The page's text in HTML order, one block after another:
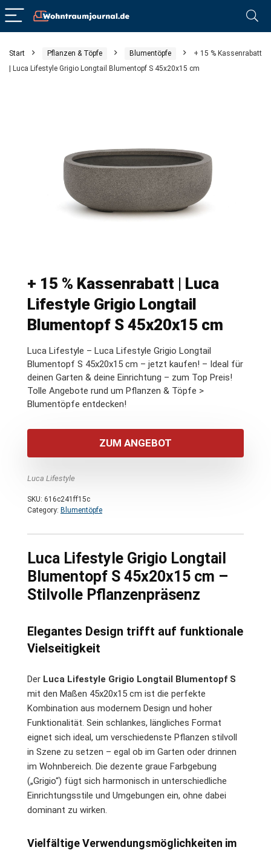
Start Pflanzen & Töpfe Blumentöpfe
+ 15 % Kassenrabatt
| Luca Lifestyle Grigio Longtail Blumentopf S 45x20x15 cm
+ 15 % Kassenrabatt | Luca
Lifestyle Grigio Longtail
Blumentopf S 45x20x15 cm
Luca Lifestyle – Luca Lifestyle Grigio Longtail
Blumentopf S 45x20x15 cm – jetzt kaufen! – Ideal für
deinen Garten & deine Einrichtung – zum Top Preis!
Tolle Angebote rund um Pflanzen & Töpfe >
Blumentöpfe entdecken!
ZUM ANGEBOT
Luca Lifestyle
SKU: 616c241ff15c
Category: Blumentöpfe
Luca Lifestyle Grigio Longtail
Blumentopf S 45x20x15 cm –
Stilvolle Pflanzenpräsenz
Elegantes Design trifft auf funktionale
Vielseitigkeit
Der Luca Lifestyle Grigio Longtail Blumentopf S
mit den Maßen 45x20x15 cm ist die perfekte
Kombination aus modernem Design und hoher
Funktionalität. Sein schlankes, längliches Format
eignet sich ideal, um verschiedenste Pflanzen stilvoll
in Szene zu setzen – egal ob im Garten oder drinnen
im Wohnbereich. Die dezente graue Farbgebung
(„Grigio“) fügt sich harmonisch in unterschiedliche
Einrichtungsstile und Umgebungen ein, ohne dabei
dominant zu wirken.
Vielfältige Verwendungsmöglichkeiten im